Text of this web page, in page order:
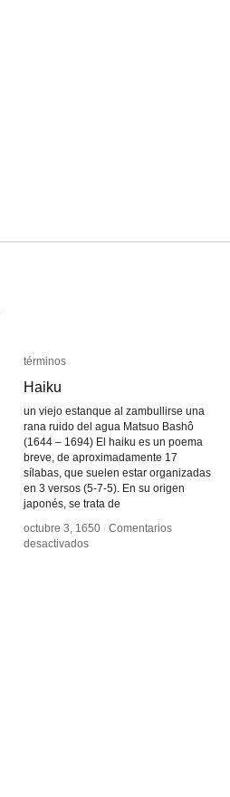
términos
Haiku
un viejo estanque al zambullirse una
rana ruido del agua Matsuo Bashô
(1644 – 1694) El haiku es un poema
breve, de aproximadamente 17
sílabas, que suelen estar organizadas
en 3 versos (5-7-5). En su origen
japonés, se trata de
octubre 3, 1650 / Comentarios
desactivadosen
términos
Haiku
octubre 3, 1650 / Comentarios
desactivadosen